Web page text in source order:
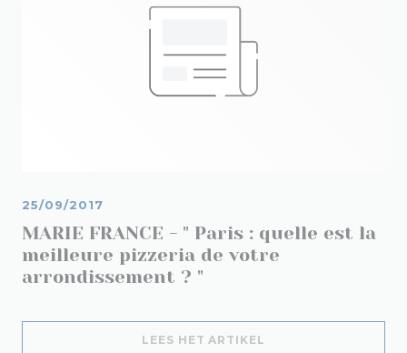
MARIE FRANCE - " Paris : quelle est la
meilleure pizzeria de votre
arrondissement ? "
25/09/2017
LEES HET ARTIKEL